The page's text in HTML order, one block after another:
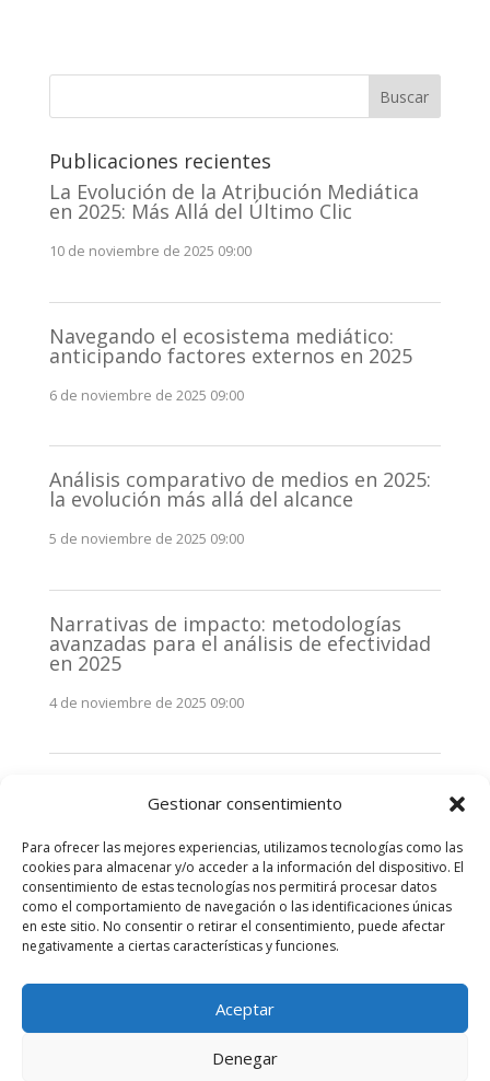
Gestionar consentimiento
Para ofrecer las mejores experiencias, utilizamos tecnologías como las
cookies para almacenar y/o acceder a la información del dispositivo. El
consentimiento de estas tecnologías nos permitirá procesar datos
como el comportamiento de navegación o las identificaciones únicas
en este sitio. No consentir o retirar el consentimiento, puede afectar
negativamente a ciertas características y funciones.
Aceptar
Denegar
Buscar
Publicaciones recientes
La Evolución de la Atribución Mediática
en 2025: Más Allá del Último Clic
10 de noviembre de 2025 09:00
Navegando el ecosistema mediático:
anticipando factores externos en 2025
6 de noviembre de 2025 09:00
Análisis comparativo de medios en 2025:
la evolución más allá del alcance
5 de noviembre de 2025 09:00
Narrativas de impacto: metodologías
avanzadas para el análisis de efectividad
en 2025
4 de noviembre de 2025 09:00
stakeholders en 2025: La clave de la
3 de noviembre de 2025 09:00
Comentarios recientes